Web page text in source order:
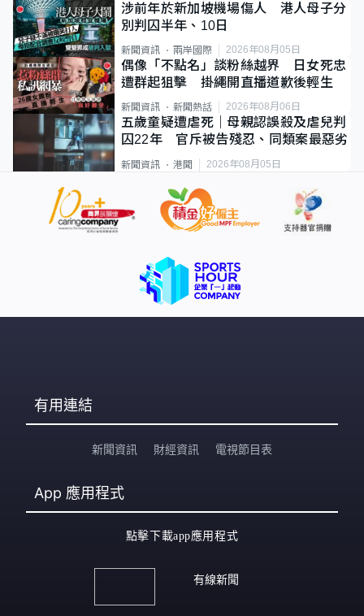
涉前年於新加坡機場傷人 港人母子分
別判囚半年、10日
新聞資訊 兩岸國際 2026年08月05日
偶像「不點名」談粉絲越界 日女死忠
遭群起狙擊 掛繩開直播道歉後輕生
新聞資訊 新聞熱話 2026年08月06日
五歲童疑遭虐死｜母親認誤殺及虐兒判
囚22年 官斥被告殘忍、同類案最惡劣
新聞資訊 港聞 2026年08月05日
有用連結
新聞資訊 財經資訊 電視節目表
App 應用程式
點擊下載app應用程式
有線新聞